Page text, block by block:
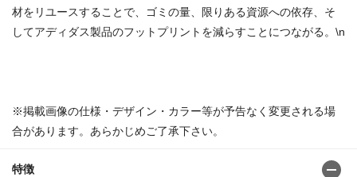
材をリユースすることで、ゴミの量、限りある資源への依存、そ
してアディダス製品のフットプリントを減らすことにつながる。\n
※掲載画像の仕様・デザイン・カラー等が予告なく変更される場
合があります。あらかじめご了承下さい。
特徴